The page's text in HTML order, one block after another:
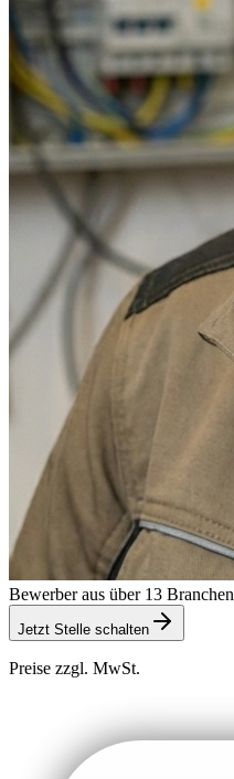
Bewerber aus über 13 Branchen
Jetzt Stelle schalten
Preise zzgl. MwSt.